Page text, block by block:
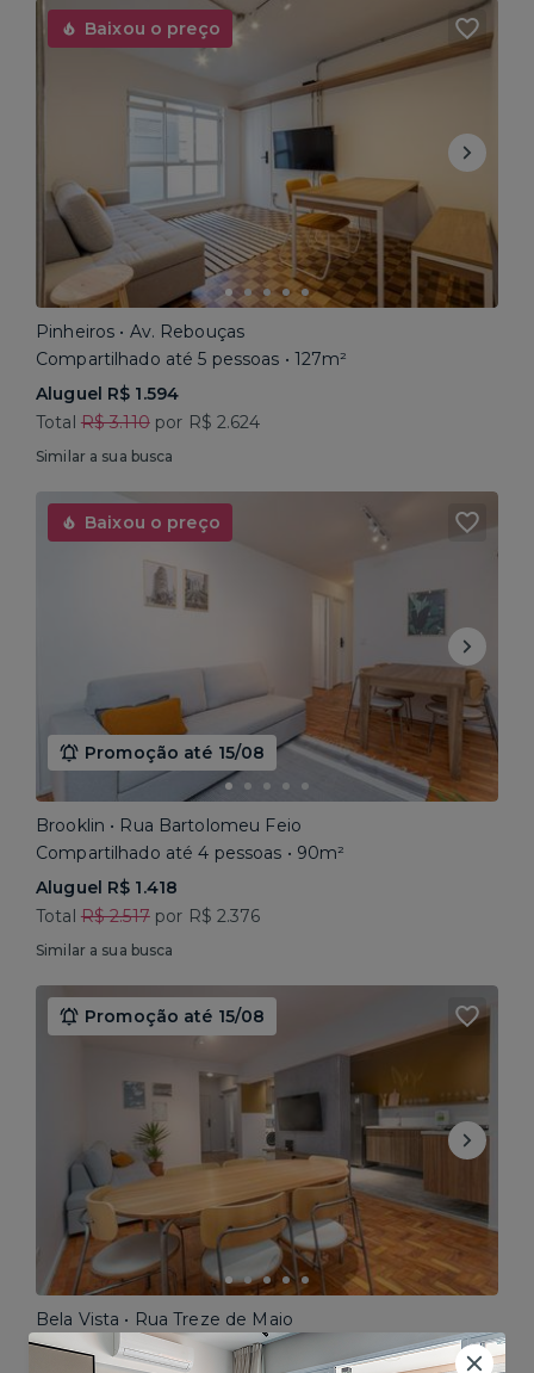
Baixou o preço
Pinheiros • Av. Rebouças
Compartilhado até 5 pessoas • 127m²
Aluguel R$ 1.594
Total R$ 3.110por R$ 2.624
Similar a sua busca
Baixou o preço
Promoção até 15/08
Brooklin • Rua Bartolomeu Feio
Compartilhado até 4 pessoas • 90m²
Aluguel R$ 1.418
Total R$ 2.517por R$ 2.376
Similar a sua busca
Promoção até 15/08
Bela Vista • Rua Treze de Maio
Compartilhado até 5 pessoas • 160m²